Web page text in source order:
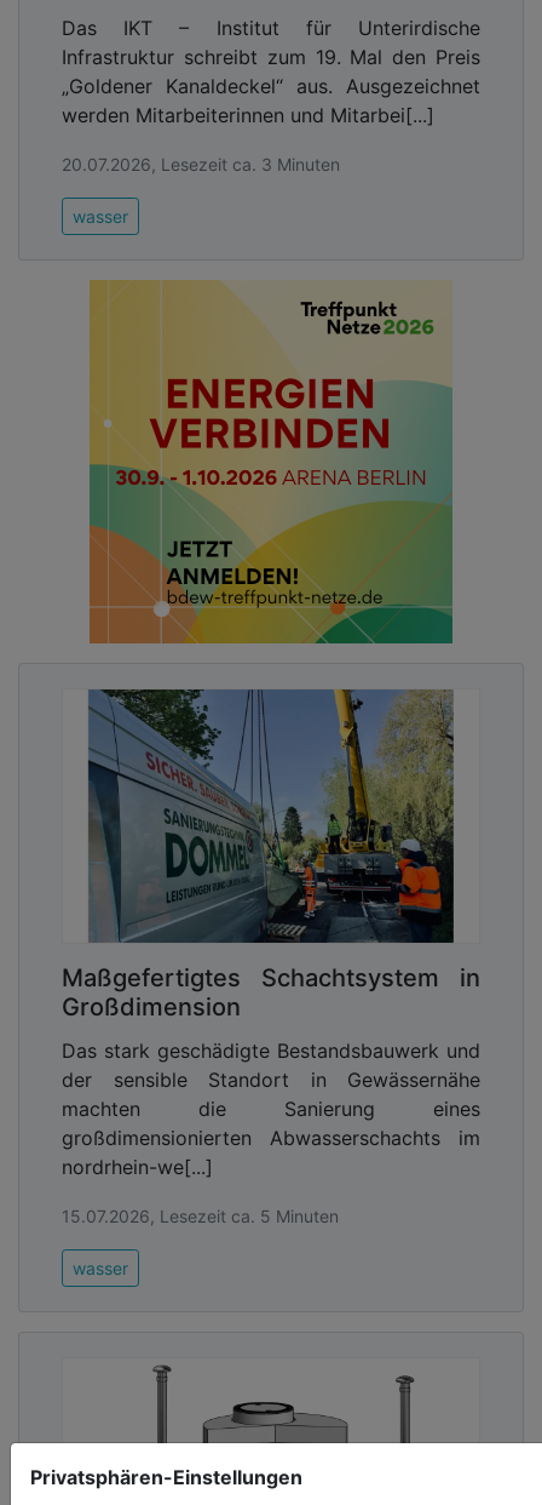
Privatsphären-Einstellungen
Das IKT – Institut für Unterirdische
Infrastruktur schreibt zum 19. Mal den Preis
„Goldener Kanaldeckel“ aus. Ausgezeichnet
werden Mitarbeiterinnen und Mitarbei[...]
20.07.2026, Lesezeit ca. 3 Minuten
wasser
Maßgefertigtes Schachtsystem in
Großdimension
Das stark geschädigte Bestandsbauwerk und
der sensible Standort in Gewässernähe
machten die Sanierung eines
großdimensionierten Abwasserschachts im
nordrhein-we[...]
15.07.2026, Lesezeit ca. 5 Minuten
wasser